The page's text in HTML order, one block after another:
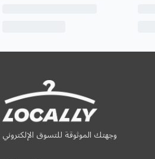
وجهتك الموثوقة للتسوق الإلكتروني